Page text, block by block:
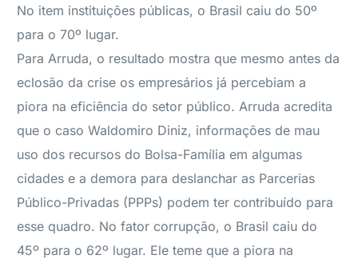
No item instituições públicas, o Brasil caiu do 50º
para o 70º lugar.
Para Arruda, o resultado mostra que mesmo antes da
eclosão da crise os empresários já percebiam a
piora na eficiência do setor público. Arruda acredita
que o caso Waldomiro Diniz, informações de mau
uso dos recursos do Bolsa-Família em algumas
cidades e a demora para deslanchar as Parcerias
Público-Privadas (PPPs) podem ter contribuído para
esse quadro. No fator corrupção, o Brasil caiu do
45º para o 62º lugar. Ele teme que a piora na